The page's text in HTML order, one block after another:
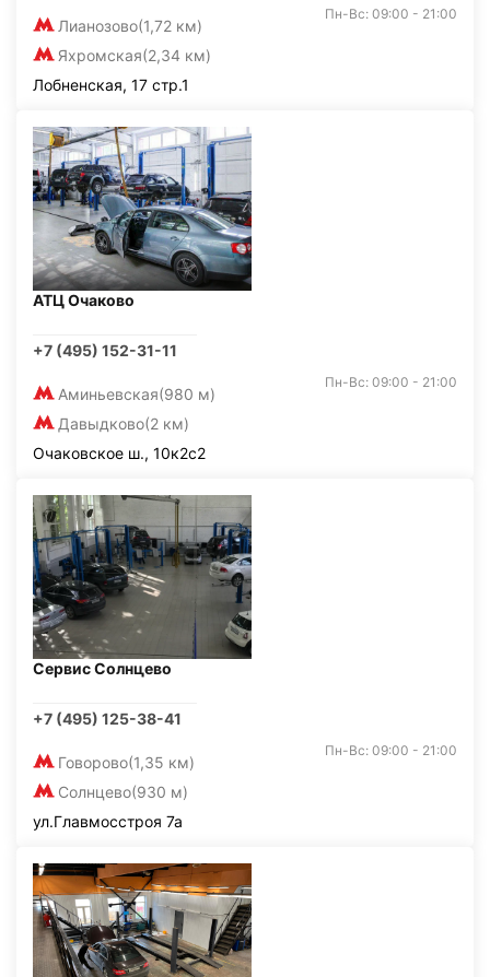
Лианозово(1,72 км)
Яхромская(2,34 км)
Пн-Вс: 09:00 - 21:00
Лобненская, 17 стр.1
АТЦ Очаково
+7 (495) 152-31-11
Аминьевская(980 м)
Давыдково(2 км)
Пн-Вс: 09:00 - 21:00
Очаковское ш., 10к2с2
Сервис Солнцево
+7 (495) 125-38-41
Говорово(1,35 км)
Солнцево(930 м)
Пн-Вс: 09:00 - 21:00
ул.Главмосстроя 7а